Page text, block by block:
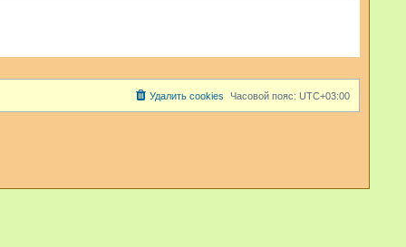
Часовой пояс: UTC+03:00
Удалить cookies